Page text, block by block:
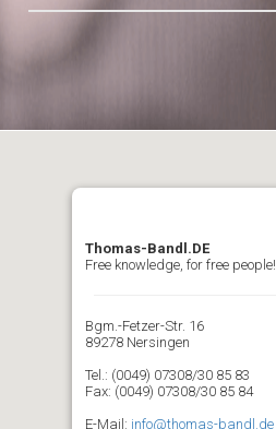
Thomas-Bandl.DE
Free knowledge, for free people!
Bgm.-Fetzer-Str. 16
89278 Nersingen
Tel.: (0049) 07308/30 85 83
Fax: (0049) 07308/30 85 84
E-Mail: info@thomas-bandl.de